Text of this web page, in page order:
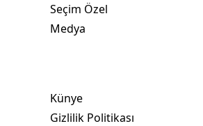
Seçim Özel
Medya
Künye
Gizlilik Politikası